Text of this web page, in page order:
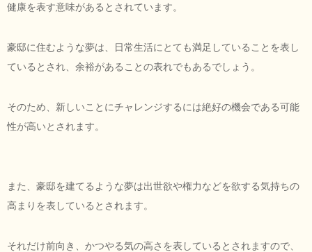
健康を表す意味があるとされています。
豪邸に住むような夢は、日常生活にとても満足していることを表し
ているとされ、余裕があることの表れでもあるでしょう。
そのため、新しいことにチャレンジするには絶好の機会である可能
性が高いとされます。
また、豪邸を建てるような夢は出世欲や権力などを欲する気持ちの
高まりを表しているとされます。
それだけ前向き、かつやる気の高さを表しているとされますので、